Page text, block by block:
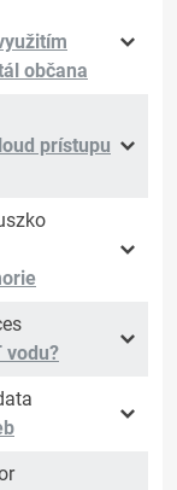
občana
prístupu
vodu?